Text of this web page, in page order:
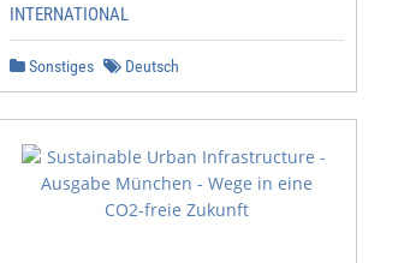
INTERNATIONAL
Sonstiges Deutsch